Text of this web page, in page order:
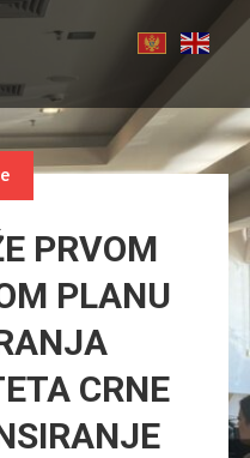
PRVOM
PLANU
CRNE